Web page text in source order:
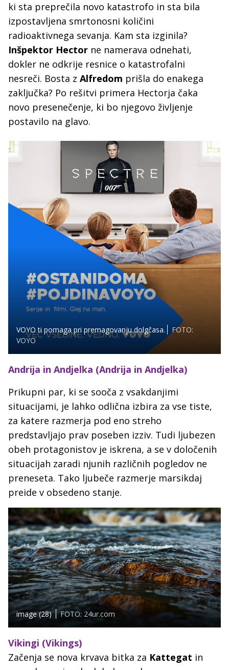
ki sta preprečila novo katastrofo in sta bila
izpostavljena smrtonosni količini
radioaktivnega sevanja. Kam sta izginila?
Inšpektor Hector ne namerava odnehati,
dokler ne odkrije resnice o katastrofalni
nesreči. Bosta z Alfredom prišla do enakega
zaključka? Po rešitvi primera Hectorja čaka
novo presenečenje, ki bo njegovo življenje
postavilo na glavo.
VOYO ti pomaga pri premagovanju dolgčasa.
FOTO:
VOYO
Andrija in Andjelka (Andrija in Andjelka)
Prikupni par, ki se sooča z vsakdanjimi
situacijami, je lahko odlična izbira za vse tiste,
za katere razmerja pod eno streho
predstavljajo prav poseben izziv. Tudi ljubezen
obeh protagonistov je iskrena, a se v določenih
situacijah zaradi njunih različnih pogledov ne
preneseta. Tako ljubeče razmerje marsikdaj
preide v obsedeno stanje.
image (28) FOTO: 24ur.com
Vikingi (Vikings)
Začenja se nova krvava bitka za Kattegat in